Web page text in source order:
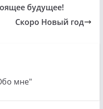
будущее!
Скоро Новый год
мне"